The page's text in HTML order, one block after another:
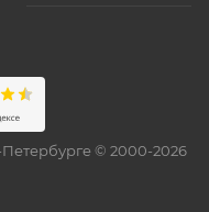
© 2000-2026